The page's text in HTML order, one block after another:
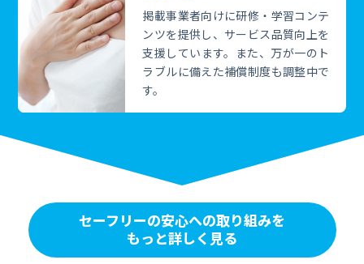
掲載事業者向けに研修・学習コンテ
ンツを提供し、サービス品質向上を
支援しています。また、万が一のト
ラブルに備えた補償制度も調整中で
す。
セーフリーの安心への取り組みを
もっと詳しく見る